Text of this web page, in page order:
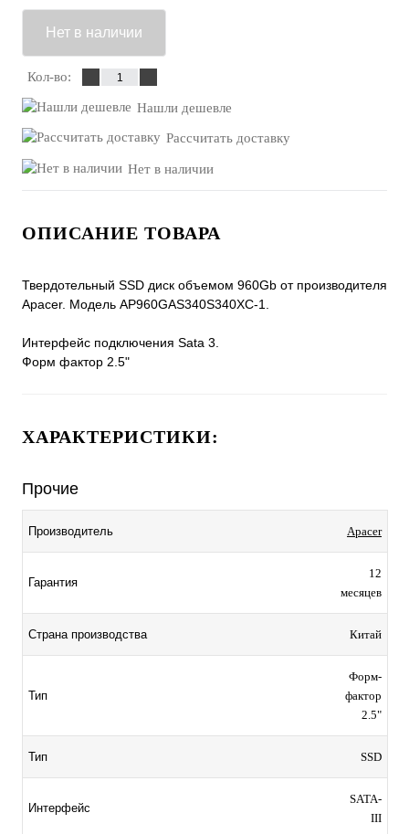
Нет в наличии
Кол-во:
Нашли дешевле
Рассчитать доставку
Нет в наличии
ОПИСАНИЕ ТОВАРА
Твердотельный SSD диск объемом 960Gb от производителя
Apacer. Модель AP960GAS340S340XC-1.
Интерфейс подключения Sata 3.
Форм фактор 2.5"
ХАРАКТЕРИСТИКИ:
Прочие
Производитель Apacer
Гарантия
12
месяцев
Страна производства Китай
Тип
Форм-
фактор
2.5"
Тип SSD
Интерфейс
SATA-
III